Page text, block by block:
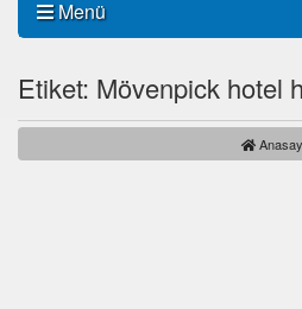
Menü
Etiket: Mövenpick hotel